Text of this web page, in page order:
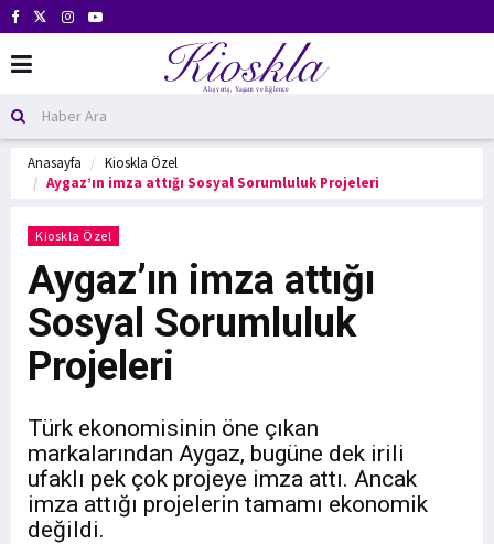
Anasayfa
Kioskla Özel
Aygaz’ın imza attığı Sosyal Sorumluluk Projeleri
Kioskla Özel
Aygaz’ın imza attığı
Sosyal Sorumluluk
Projeleri
Türk ekonomisinin öne çıkan
markalarından Aygaz, bugüne dek irili
ufaklı pek çok projeye imza attı. Ancak
imza attığı projelerin tamamı ekonomik
değildi.